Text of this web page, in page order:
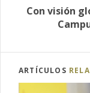
Con visión
ARTÍCULOS